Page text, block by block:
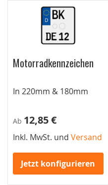
Motorradkennzeichen
In 220mm & 180mm
Ab 12,85 €
Inkl. MwSt. und Versand
Jetzt konfigurieren